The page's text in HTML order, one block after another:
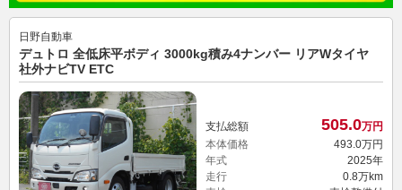
日野自動車
デュトロ 全低床平ボディ 3000kg積み4ナンバー リアWタイヤ
社外ナビTV ETC
支払総額 505.0万円
本体価格
493.0万円
年式
2025年
走行
0.8万km